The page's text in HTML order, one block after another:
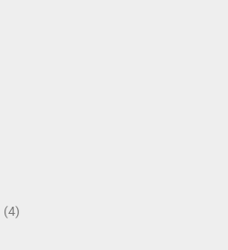
(4)